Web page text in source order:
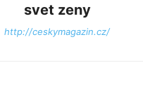
svet zeny
http://ceskymagazin.cz/